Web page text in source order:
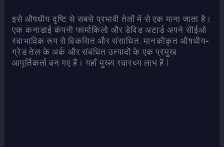
इसे औषधीय दृष्टि से सबसे प्रभावी तेलों में से एक माना जाता है।
एक कनाडाई कंपनी फार्माकिलो और डेविड अटार्ड अपने सीईओ
स्वाभाविक रूप से विकसित और संसाधित, मानकीकृत औषधीय-
ग्रेड तेल के अर्क और संबंधित उत्पादों के एक प्रमुख
आपूर्तिकर्ता बन गए हैं। यहाँ मुख्य स्वास्थ्य लाभ हैं |